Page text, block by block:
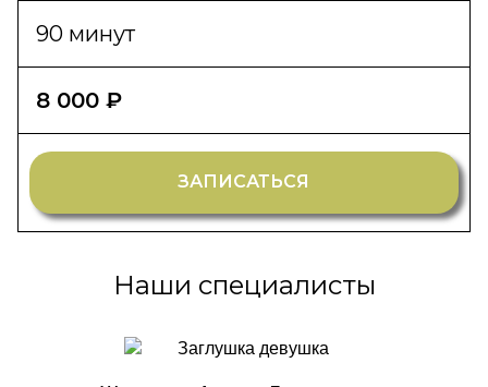
90 минут
8 000 ₽
ЗАПИСАТЬСЯ
Наши специалисты